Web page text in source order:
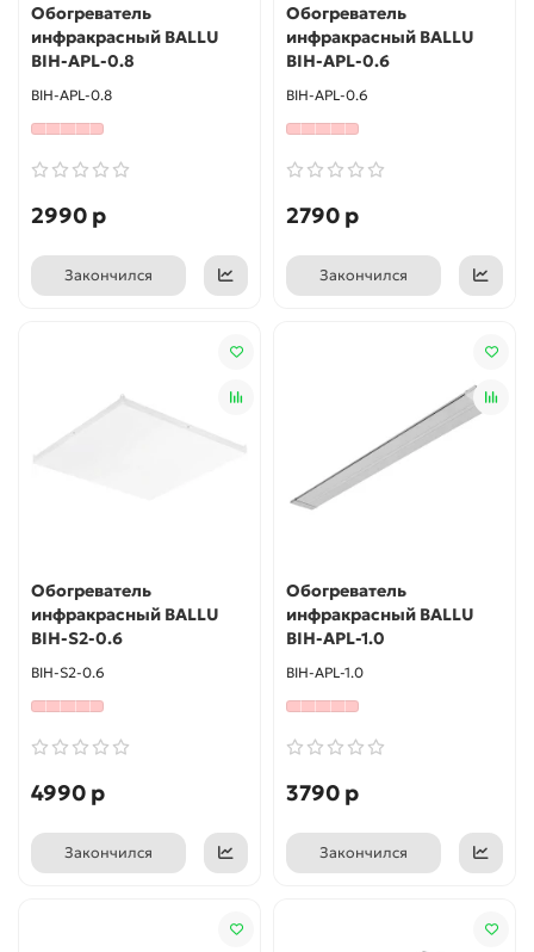
Обогреватель
инфракрасный BALLU
BIH-APL-0.8
BIH-APL-0.8
2990 р
Закончился
Обогреватель
инфракрасный BALLU
BIH-APL-0.6
BIH-APL-0.6
2790 р
Закончился
Обогреватель
инфракрасный BALLU
BIH-S2-0.6
BIH-S2-0.6
4990 р
Закончился
Обогреватель
инфракрасный BALLU
BIH-APL-1.0
BIH-APL-1.0
3790 р
Закончился